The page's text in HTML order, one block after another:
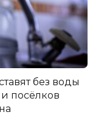
без воды
и посёлков